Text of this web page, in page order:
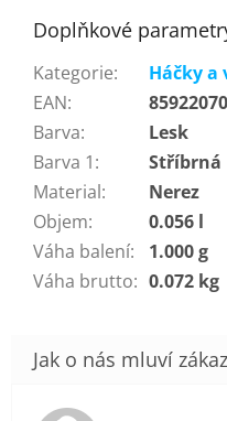
Doplňkové
Kategorie:
Háčky
EAN:
Barva:
Lesk
Barva 1:
Stříbrná
Material:
Nerez
Objem:
0.056 l
Váha balení:
1.000 g
Váha brutto: 0.072 kg